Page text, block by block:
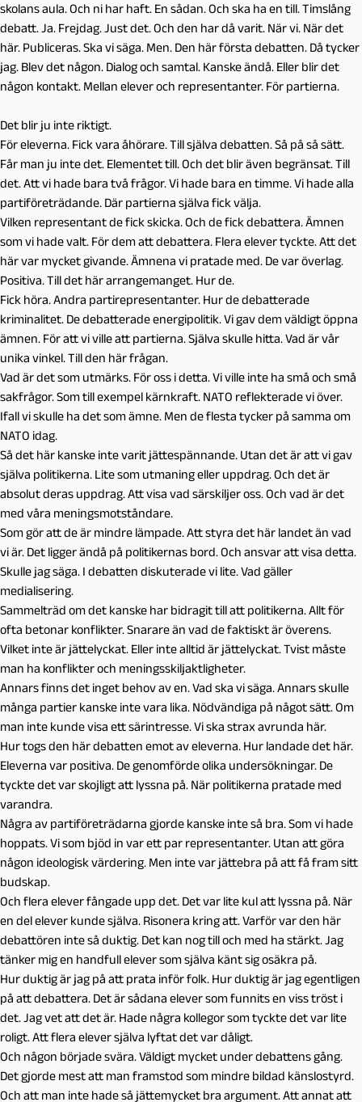
skolans aula. Och ni har haft. En sådan. Och ska ha en till. Timslång
debatt. Ja. Frejdag. Just det. Och den har då varit. När vi. När det
här. Publiceras. Ska vi säga. Men. Den här första debatten. Då tycker
jag. Blev det någon. Dialog och samtal. Kanske ändå. Eller blir det
någon kontakt. Mellan elever och representanter. För partierna.
Det blir ju inte riktigt.
För eleverna. Fick vara åhörare. Till själva debatten. Så på så sätt.
Får man ju inte det. Elementet till. Och det blir även begränsat. Till
det. Att vi hade bara två frågor. Vi hade bara en timme. Vi hade alla
partiföreträdande. Där partierna själva fick välja.
Vilken representant de fick skicka. Och de fick debattera. Ämnen
som vi hade valt. För dem att debattera. Flera elever tyckte. Att det
här var mycket givande. Ämnena vi pratade med. De var överlag.
Positiva. Till det här arrangemanget. Hur de.
Fick höra. Andra partirepresentanter. Hur de debatterade
kriminalitet. De debatterade energipolitik. Vi gav dem väldigt öppna
ämnen. För att vi ville att partierna. Själva skulle hitta. Vad är vår
unika vinkel. Till den här frågan.
Vad är det som utmärks. För oss i detta. Vi ville inte ha små och små
sakfrågor. Som till exempel kärnkraft. NATO reflekterade vi över.
Ifall vi skulle ha det som ämne. Men de flesta tycker på samma om
NATO idag.
Så det här kanske inte varit jättespännande. Utan det är att vi gav
själva politikerna. Lite som utmaning eller uppdrag. Och det är
absolut deras uppdrag. Att visa vad särskiljer oss. Och vad är det
med våra meningsmotståndare.
Som gör att de är mindre lämpade. Att styra det här landet än vad
vi är. Det ligger ändå på politikernas bord. Och ansvar att visa detta.
Skulle jag säga. I debatten diskuterade vi lite. Vad gäller
medialisering.
Sammelträd om det kanske har bidragit till att politikerna. Allt för
ofta betonar konflikter. Snarare än vad de faktiskt är överens.
Vilket inte är jättelyckat. Eller inte alltid är jättelyckat. Tvist måste
man ha konflikter och meningsskiljaktligheter.
Annars finns det inget behov av en. Vad ska vi säga. Annars skulle
många partier kanske inte vara lika. Nödvändiga på något sätt. Om
man inte kunde visa ett särintresse. Vi ska strax avrunda här.
Hur togs den här debatten emot av eleverna. Hur landade det här.
Eleverna var positiva. De genomförde olika undersökningar. De
tyckte det var skojligt att lyssna på. När politikerna pratade med
varandra.
Några av partiföreträdarna gjorde kanske inte så bra. Som vi hade
hoppats. Vi som bjöd in var ett par representanter. Utan att göra
någon ideologisk värdering. Men inte var jättebra på att få fram sitt
budskap.
Och flera elever fångade upp det. Det var lite kul att lyssna på. När
en del elever kunde själva. Risonera kring att. Varför var den här
debattören inte så duktig. Det kan nog till och med ha stärkt. Jag
tänker mig en handfull elever som själva känt sig osäkra på.
Hur duktig är jag på att prata inför folk. Hur duktig är jag egentligen
på att debattera. Det är sådana elever som funnits en viss tröst i
det. Jag vet att det är. Hade några kollegor som tyckte det var lite
roligt. Att flera elever själva lyftat det var dåligt.
Och någon började svära. Väldigt mycket under debattens gång.
Det gjorde mest att man framstod som mindre bildad känslostyrd.
Och att man inte hade så jättemycket bra argument. Att annat att